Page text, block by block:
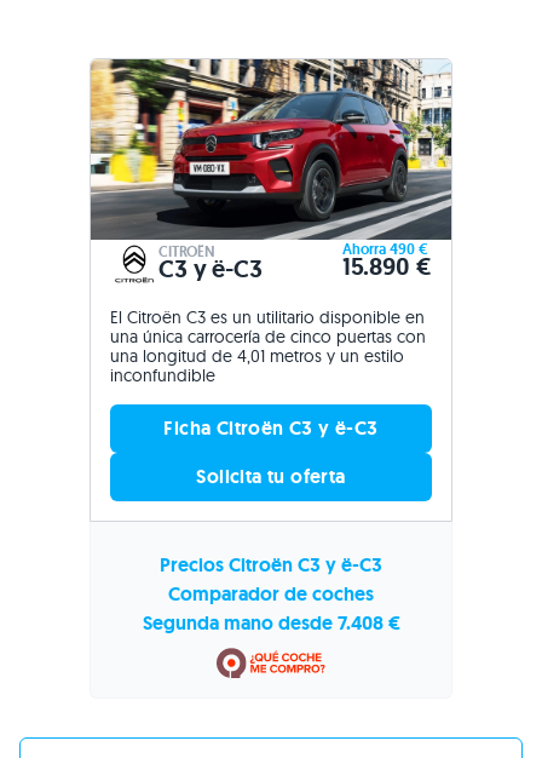
CITROËN
C3 y ë-C3
Ahorra 490 €
15.890 €
El Citroën C3 es un utilitario disponible en
una única carrocería de cinco puertas con
una longitud de 4,01 metros y un estilo
inconfundible
Ficha Citroën C3 y ë-C3
Solicita tu oferta
Precios Citroën C3 y ë-C3
Comparador de coches
Segunda mano desde 7.408 €